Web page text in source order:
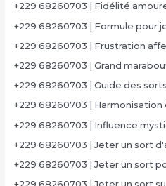
+229 68260703 | Fidélité
+229 68260703 | Formule pour
+229 68260703 | Frustration
+229 68260703 | Grand
+229 68260703 | Guide des
+229 68260703 |
+229 68260703 | Influence
+229 68260703 | Jeter un sort
+229 68260703 | Jeter un sort